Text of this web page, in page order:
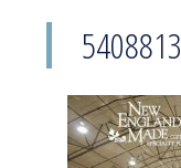
5408813